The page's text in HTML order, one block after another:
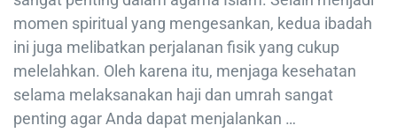
momen spiritual yang mengesankan, kedua ibadah
ini juga melibatkan perjalanan fisik yang cukup
melelahkan. Oleh karena itu, menjaga kesehatan
selama melaksanakan haji dan umrah sangat
penting agar Anda dapat menjalankan …